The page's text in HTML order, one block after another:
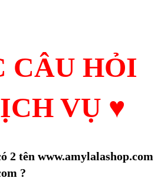
CÂU HỎI
VỤ ♥
2 tên www.amylalashop.com
?